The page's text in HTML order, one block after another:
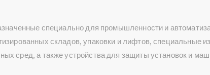
специально для промышленности и
складов, упаковки и лифтов, специальные
сред, а также устройства для защиты установок и